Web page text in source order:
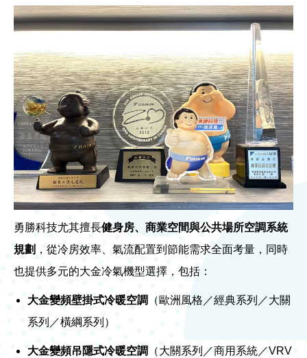
勇勝科技尤其擅長健身房、商業空間與公共場所空調系統
規劃 ，從冷房效率、氣流配置到節能需求全面考量，同時
也提供多元的大金冷氣機型選擇，包括：
大金變頻壁掛式冷暖空調
（歐洲風格／經典系列／大關
系列／橫綱系列）
大金變頻吊隱式冷暖空調
（大關系列／商用系統／VRV